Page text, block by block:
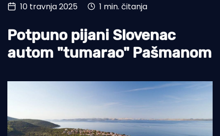
Turizam i nautika
Pomorstvo
Ribolov
10 travnja 2025 1 min. čitanja
Potpuno pijani Slovenac
autom "tumarao" Pašmanom